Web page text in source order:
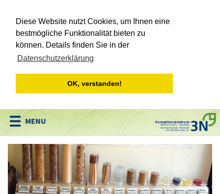
Diese Website nutzt Cookies, um Ihnen eine
bestmögliche Funktionalität bieten zu
können. Details finden Sie in der
Datenschutzerklärung
OK, verstanden!
Kompetenzzentrum
Niedersachsen • Netzwerk
Nachwachsende Rohstoffe
und Bioökonomie e.V.